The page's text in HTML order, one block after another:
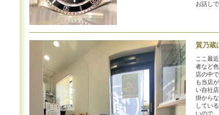
お話し
質乃蔵
ここ最
者など
店の中
も当店
い自社
掛から
してい
いので